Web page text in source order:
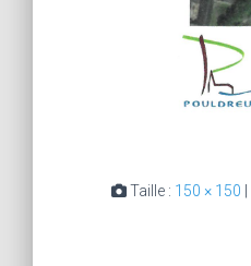
Taille : 150 × 150